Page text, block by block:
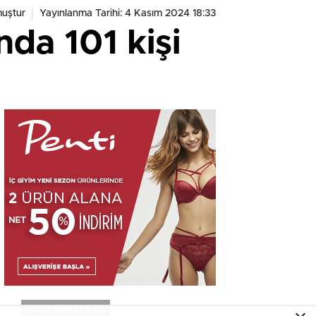
Yayınlanma Tarihi: 4 Kasım 2024 18:33
101 kişi